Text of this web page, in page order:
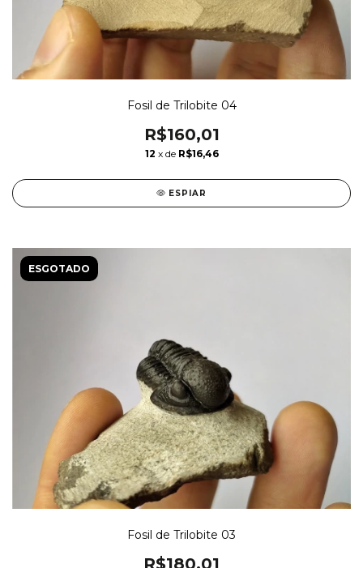
Fosil de Trilobite 04
R$160,01
12 x de R$16,46
ESPIAR
ESGOTADO
Fosil de Trilobite 03